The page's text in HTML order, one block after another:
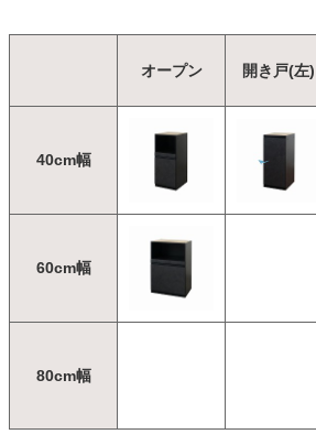
オープン 開き戸(左)
40cm幅
60cm幅
80cm幅